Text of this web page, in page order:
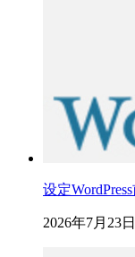
设定
2026年7月23日